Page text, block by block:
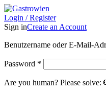
Login / Register
Sign inCreate an Account
Benutzername oder E-Mail-
Password *
Are you human? Please solve: